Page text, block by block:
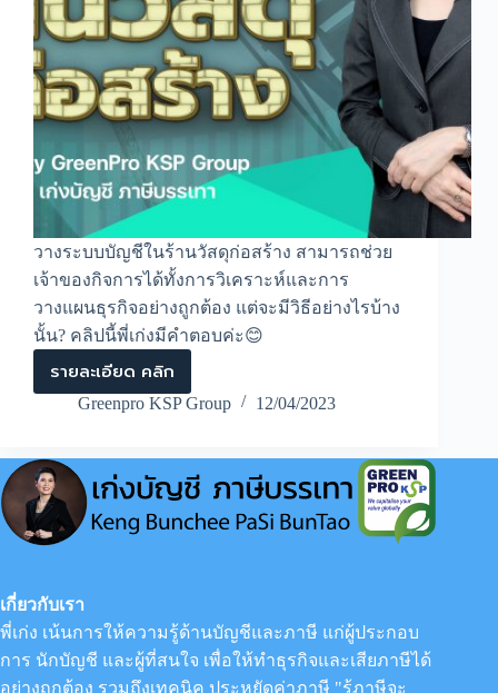
วางระบบบัญชีในร้านวัสดุก่อสร้าง สามารถช่วย
เจ้าของกิจการได้ทั้งการวิเคราะห์และการ
วางแผนธุรกิจอย่างถูกต้อง แต่จะมีวิธีอย่างไรบ้าง
นั้น? คลิปนี้พี่เก่งมีคำตอบค่ะ😊
รายละเอียด คลิก
วาง
ระบบ
บัญชี
วัสดุ
ก่อสร้าง
มี
ความ
สำคัญ
Greenpro KSP Group 12/04/2023
เกี่ยวกับเรา
พี่เก่ง เน้นการให้ความรู้ด้านบัญชีและภาษี แก่ผู้ประกอบ
การ นักบัญชี และผู้ที่สนใจ เพื่อให้ทำธุรกิจและเสียภาษีได้
อย่างถูกต้อง รวมถึงเทคนิค ประหยัดค่าภาษี "รู้ภาษีจะ